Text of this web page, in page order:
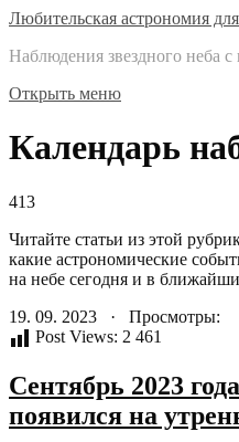
Любительская астрономия
Наблюдения звездного неба с
Открыть меню
Календарь
413
Читайте статьи из этой
какие астрономические
на небе сегодня и в
19. 09. 2023 · Просмотры:
Post Views: 2 461
Сентябрь 2023
появился на